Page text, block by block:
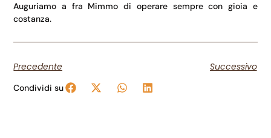
Auguriamo a fra Mimmo di operare sempre con gioia e
costanza.
Precedente Successivo
Condividi su